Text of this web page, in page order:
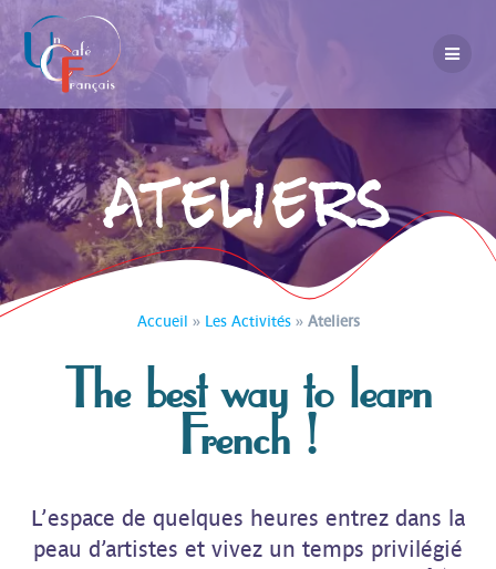
Ateliers
Accueil » Les Activités» Ateliers
The best way to learn
French !
L’espace de quelques heures entrez dans la
peau d’artistes et vivez un temps privilégié